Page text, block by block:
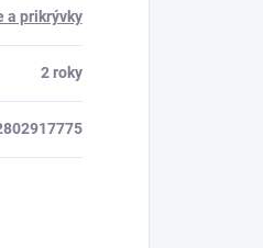
a prikrývky
2 roky